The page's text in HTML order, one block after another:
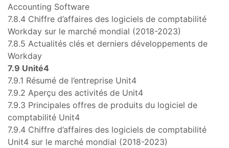
Accounting Software
7.8.4 Chiffre d’affaires des logiciels de comptabilité
Workday sur le marché mondial (2018-2023)
7.8.5 Actualités clés et derniers développements de
Workday
7.9 Unité4
7.9.1 Résumé de l’entreprise Unit4
7.9.2 Aperçu des activités de Unit4
7.9.3 Principales offres de produits du logiciel de
comptabilité Unit4
7.9.4 Chiffre d’affaires des logiciels de comptabilité
Unit4 sur le marché mondial (2018-2023)